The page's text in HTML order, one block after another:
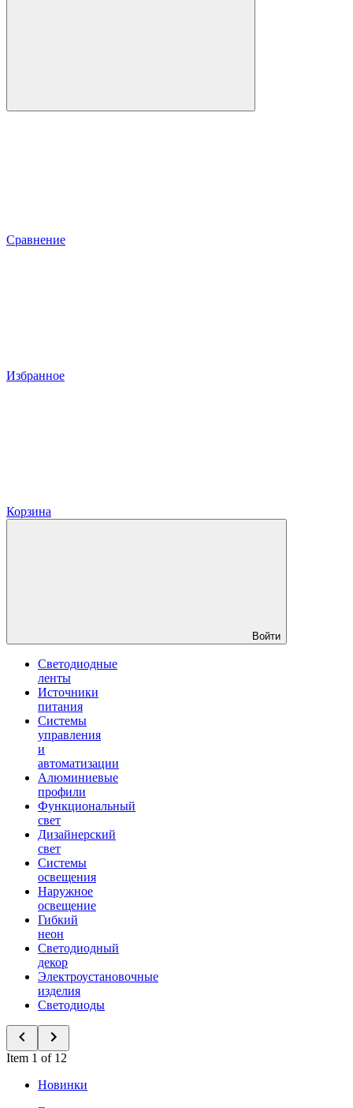
Сравнение
Избранное
Корзина
Войти
Светодиодные
ленты
Источники
питания
Системы
управления
и
автоматизации
Алюминиевые
профили
Функциональный
свет
Дизайнерский
свет
Системы
освещения
Наружное
освещение
Гибкий
неон
Светодиодный
декор
Электроустановочные
изделия
Светодиоды
Item 1 of 12
Новинки